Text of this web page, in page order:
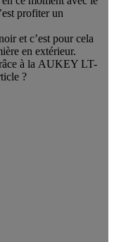
profiter un
et c’est pour cela
en extérieur.
à la AUKEY LT-
?